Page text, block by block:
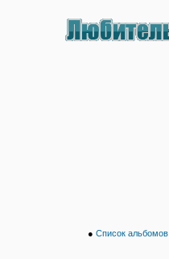
● Список альбомов